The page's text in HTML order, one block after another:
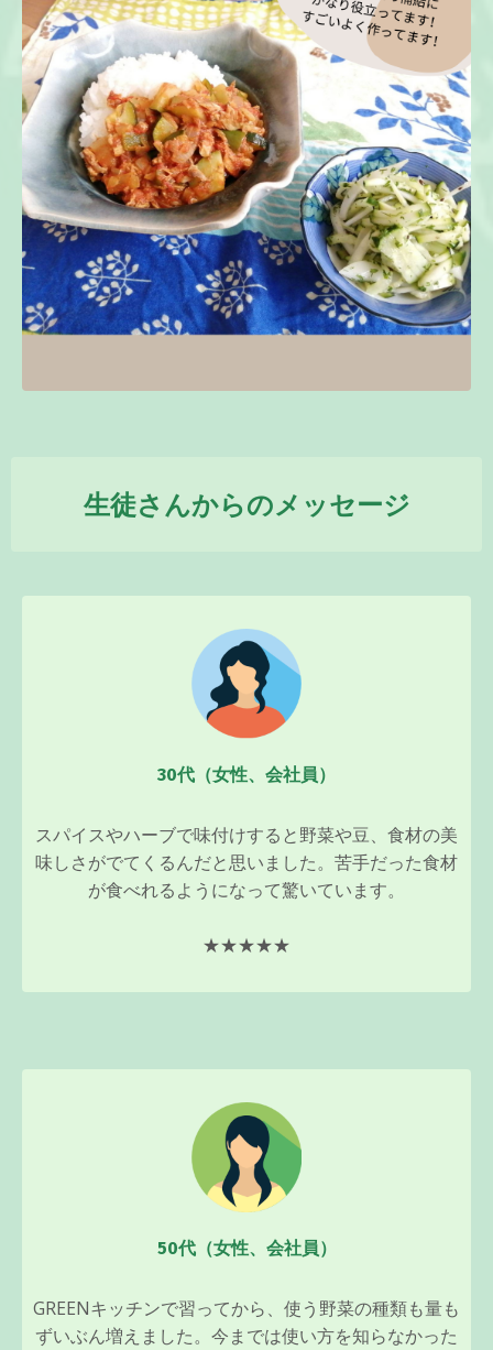
生徒さんからのメッセージ
30代（女性、会社員）
スパイスやハーブで味付けすると野菜や豆、食材の美
味しさがでてくるんだと思いました。苦手だった食材
が食べれるようになって驚いています。
★★★★★
50代（女性、会社員）
GREENキッチンで習ってから、使う野菜の種類も量も
ずいぶん増えました。今までは使い方を知らなかった